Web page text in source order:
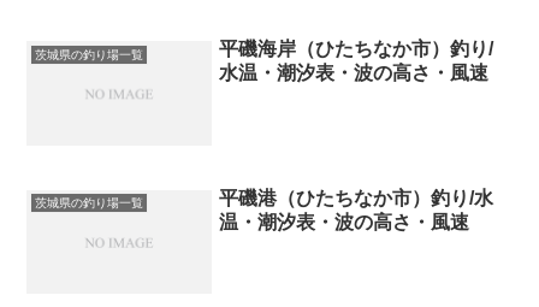
茨城県の釣り場一覧
平磯海岸（ひたちなか市）釣り/
水温・潮汐表・波の高さ・風速
茨城県の釣り場一覧
平磯港（ひたちなか市）釣り/水
温・潮汐表・波の高さ・風速